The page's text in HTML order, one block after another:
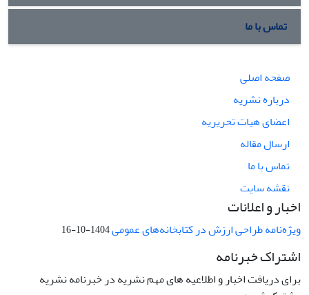
تماس با ما
صفحه اصلی
درباره نشریه
اعضای هیات تحریریه
ارسال مقاله
تماس با ما
نقشه سایت
اخبار و اعلانات
ویژه‌نامه طراحی ارزش در کتابخانه‌های عمومی1404-10-16
اشتراک خبرنامه
برای دریافت اخبار و اطلاعیه های مهم نشریه در خبرنامه نشریه